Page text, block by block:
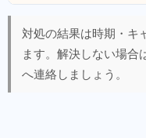
対処の結果は時期・キ
ます。解決しない場合
へ連絡しましょう。